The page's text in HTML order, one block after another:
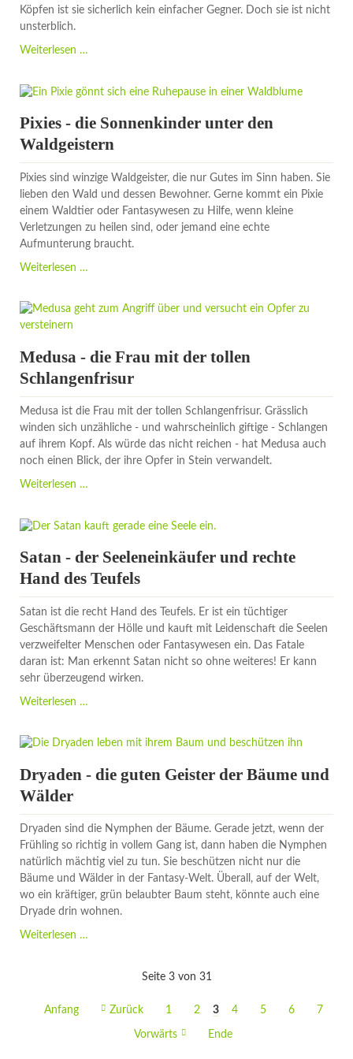
Köpfen ist sie sicherlich kein einfacher Gegner. Doch sie ist nicht
unsterblich.
Weiterlesen …Chimären
der
Mythologie
Pixies - die Sonnenkinder unter den
Waldgeistern
Pixies sind winzige Waldgeister, die nur Gutes im Sinn haben. Sie
lieben den Wald und dessen Bewohner. Gerne kommt ein Pixie
einem Waldtier oder Fantasywesen zu Hilfe, wenn kleine
Verletzungen zu heilen sind, oder jemand eine echte
Aufmunterung braucht.
Weiterlesen …
Sonnenkinder
den
Waldgeistern
Medusa - die Frau mit der tollen
Schlangenfrisur
Medusa ist die Frau mit der tollen Schlangenfrisur. Grässlich
winden sich unzähliche - und wahrscheinlich giftige - Schlangen
auf ihrem Kopf. Als würde das nicht reichen - hat Medusa auch
noch einen Blick, der ihre Opfer in Stein verwandelt.
Weiterlesen …Medusa
tollen
Schlangenfrisur
Satan - der Seeleneinkäufer und rechte
Hand des Teufels
Satan ist die recht Hand des Teufels. Er ist ein tüchtiger
Geschäftsmann der Hölle und kauft mit Leidenschaft die Seelen
verzweifelter Menschen oder Fantasywesen ein. Das Fatale
daran ist: Man erkennt Satan nicht so ohne weiteres! Er kann
sehr überzeugend wirken.
Weiterlesen …
und
rechte
des
Teufels
Dryaden - die guten Geister der Bäume und
Wälder
Dryaden sind die Nymphen der Bäume. Gerade jetzt, wenn der
Frühling so richtig in vollem Gang ist, dann haben die Nymphen
natürlich mächtig viel zu tun. Sie beschützen nicht nur die
Bäume und Wälder in der Fantasy-Welt. Überall, auf der Welt,
wo ein kräftiger, grün belaubter Baum steht, könnte auch eine
Dryade drin wohnen.
Weiterlesen …Dryaden
Seite 3 von 31
Anfang Zurück 1 2 3 4 5 6 7
Vorwärts Ende